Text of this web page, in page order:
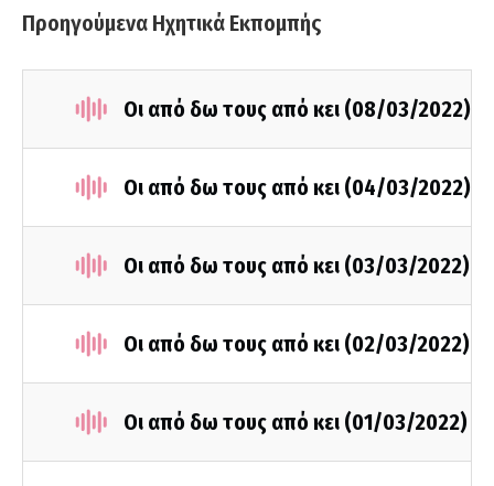
Προηγούμενα Ηχητικά Εκπομπής
Οι από δω τους από κει (08/03/2022)
Οι από δω τους από κει (04/03/2022)
Οι από δω τους από κει (03/03/2022)
Οι από δω τους από κει (02/03/2022)
Οι από δω τους από κει (01/03/2022)